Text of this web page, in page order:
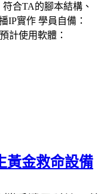
合TA的腳本結構、
IP實作 學員自備：
計使用軟體：
黃金救命設備